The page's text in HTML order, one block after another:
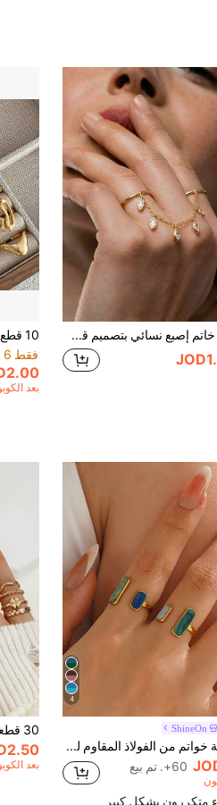
خاتم إصبع نسائي بتصميم قطرة ماء إبداعي مع زركونيا وشرابات، قابل للتعديل، إكسسوار لحفلات السهرة، 1 قطعة
فقط 6 بيقي
بعد
4
ShineOn
مجموعة خواتم من الفولاذ المقاوم للصدأ بتصميم بسيط صيفي باللون الأزرق الياقوتي، 2 قطعة، مناسبة لارتداء النساء اليومي & الإجازات، هدية لها
60+. تم بيع
متكررون بشكل كبير
بعد